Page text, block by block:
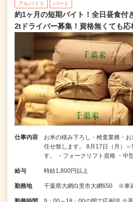
アルバイト パート
約1ヶ月の短期バイト！全日昼食付
2tドライバー募集！資格無くても応
仕事内容
お米の積み下ろし・検査業務・
任せ致します。 8月17日（月）
す。 ・フォークリフト資格 ・中
給与 時給1,800円以上
勤務地 千葉県大網白里市大網650 ※車